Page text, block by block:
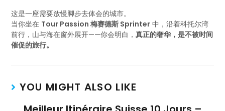
这是一座需要放慢脚步去体会的城市。
当你坐在 Tour Passion 梅赛德斯 Sprinter 中，沿着科托尔湾
前行，山与海在窗外展开——你会明白，真正的奢华，是不被时间
催促的旅行。
YOU MIGHT ALSO LIKE